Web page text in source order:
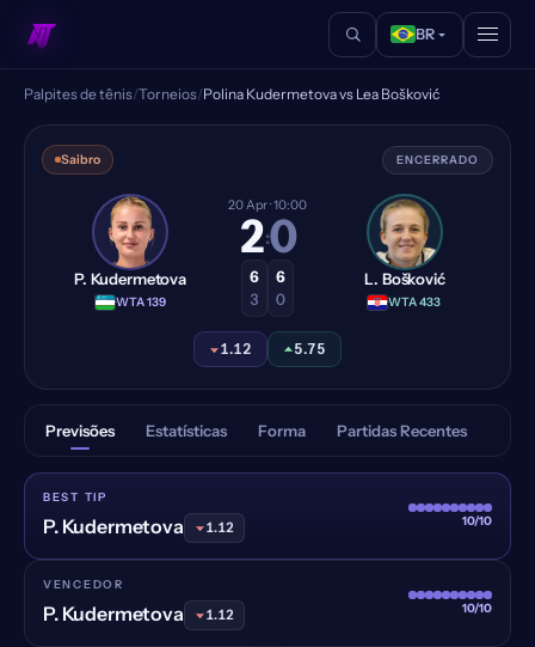
BR
Polina Kudermetova vs Lea
Palpites de tênis/Torneios/Polina Kudermetova vs Lea Bošković
Saibro ENCERRADO
P. Kudermetova
·WTA 139
20 Apr· 10:00
2:0
6
3
6
0
L. Bošković
·WTA 433
1.12 5.75
Previsões Estatísticas Forma Partidas Recentes
BEST TIP
P. Kudermetova 1.12 10/10
VENCEDOR
P. Kudermetova 1.12 10/10